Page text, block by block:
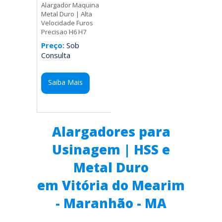
Alargador Maquina
Metal Duro | Alta
Velocidade Furos
Precisao H6 H7
Preço: Sob
Consulta
Saiba Mais
Alargadores para
Usinagem | HSS e
Metal Duro
em Vitória do Mearim
- Maranhão - MA